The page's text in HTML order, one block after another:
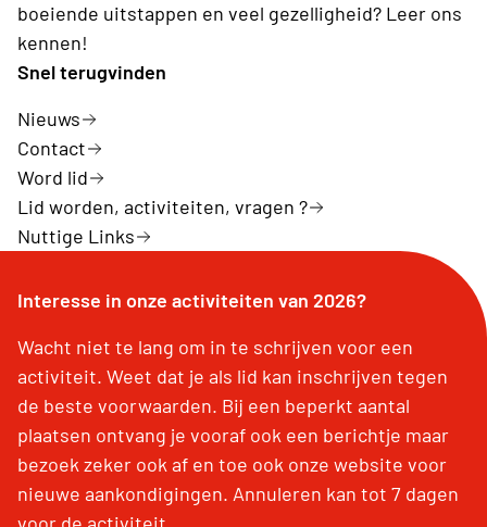
boeiende uitstappen en veel gezelligheid? Leer ons
kennen!
Snel terugvinden
Nieuws
Contact
Word lid
Lid worden, activiteiten, vragen ?
Nuttige Links
Interesse in onze activiteiten van 2026?
Wacht niet te lang om in te schrijven voor een
activiteit. Weet dat je als lid kan inschrijven tegen
de beste voorwaarden. Bij een beperkt aantal
plaatsen ontvang je vooraf ook een berichtje maar
bezoek zeker ook af en toe ook onze website voor
nieuwe aankondigingen. Annuleren kan tot 7 dagen